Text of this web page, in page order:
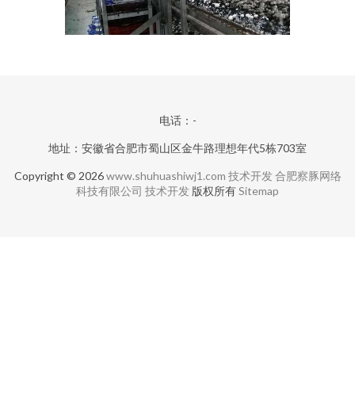
电话：-
地址：安徽省合肥市蜀山区金牛路理想年代5栋703室
Copyright © 2026www.shuhuashiwj1.com 技术开发 合肥察豚网络
科技有限公司 技术开发 版权所有Sitemap